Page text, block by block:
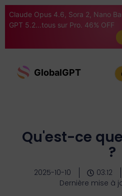
Claude Opus 4.6, Sora 2, Nano
GPT 5.2...tous sur Pro. 46% OFF
GlobalGPT
Qu'est-ce
?
2025-10-10 03:12
Dernière mise à